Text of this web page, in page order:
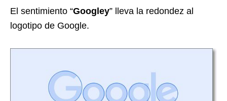
El sentimiento “Googley” lleva la redondez al
logotipo de Google.